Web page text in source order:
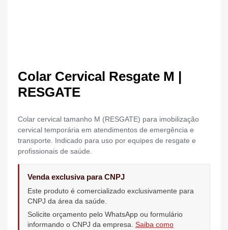
Colar Cervical Resgate M |
RESGATE
Colar cervical tamanho M (RESGATE) para imobilização
cervical temporária em atendimentos de emergência e
transporte. Indicado para uso por equipes de resgate e
profissionais de saúde.
Venda exclusiva para CNPJ
Este produto é comercializado exclusivamente para
CNPJ da área da saúde.
Solicite orçamento pelo WhatsApp ou formulário
informando o CNPJ da empresa. Saiba como